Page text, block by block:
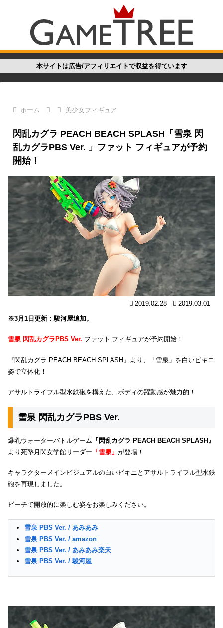
本サイトは広告/アフィリエイトで収益を得ています
ホーム 美少女フィギュア
閃乱カグラ PEACH BEACH SPLASH「雪泉 閃
乱カグラPBS Ver. 」ファット フィギュアが予約
開始！
2019.02.28 2019.03.01
※3月1日更新：駿河屋追加。
雪泉 閃乱カグラPBS Ver. ファット フィギュアが予約開始！
『閃乱カグラ PEACH BEACH SPLASH』より、「雪泉」を白いビキニ
姿で立体化！
アサルトライフル型水鉄砲を構えた、ボディの躍動感が魅力的！
雪泉 閃乱カグラPBS Ver.
爆乳ウォーターバトルゲーム 『閃乱カグラ PEACH BEACH SPLASH』
より死塾月閃女学館リーダー 「雪泉」 が登場！
キャラクターメインビジュアルの白いビキニとアサルトライフル型水鉄
砲を再現しました。
ビーチで開放的に楽しむ姿をお楽しみください。
雪泉 PBS Ver. / あみあみ
雪泉 PBS Ver. / amazon
雪泉 PBS Ver. / あみあみ楽天
雪泉 PBS Ver. / 駿河屋